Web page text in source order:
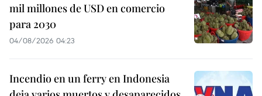
mil millones de USD en comercio
para 2030
04/08/2026 04:23
Incendio en un ferry en Indonesia